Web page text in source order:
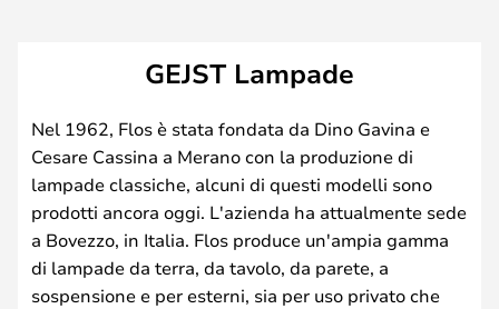
GEJST Lampade
Nel 1962, Flos è stata fondata da Dino Gavina e
Cesare Cassina a Merano con la produzione di
lampade classiche, alcuni di questi modelli sono
prodotti ancora oggi. L'azienda ha attualmente sede
a Bovezzo, in Italia. Flos produce un'ampia gamma
di lampade da terra, da tavolo, da parete, a
sospensione e per esterni, sia per uso privato che